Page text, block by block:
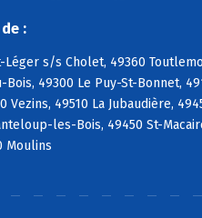
:
s/s Cholet, 49360
49300 Le Puy-St-Bonnet,
Vezins, 49510 La Jubaudière,
les-Bois, 49450 St-
Moulins